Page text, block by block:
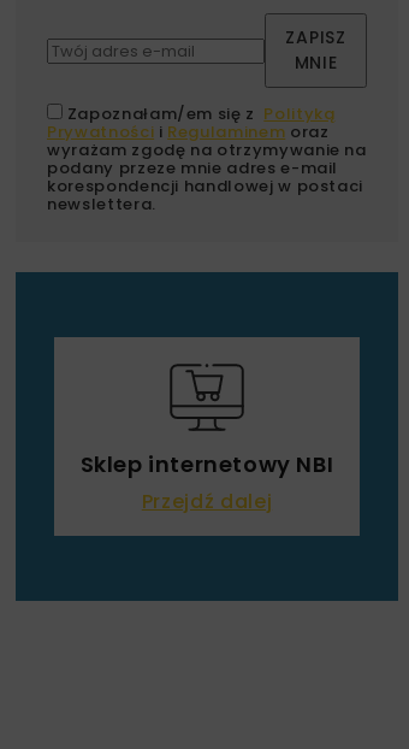
ZAPISZ
MNIE
Zapoznałam/em się z Polityką
Prywatności i Regulaminem oraz
wyrażam zgodę na otrzymywanie na
podany przeze mnie adres e-mail
korespondencji handlowej w postaci
newslettera.
Sklep internetowy NBI
Przejdź dalej